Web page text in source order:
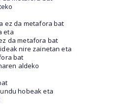
ez da metafora bat
eta
da metafora bat
nire zainetan eta
bat
aldeko
hobeak eta